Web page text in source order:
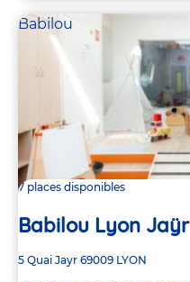
Babilou
7 places disponibles
Babilou Lyon Jaÿr
Adresse
5 Quai Jayr 69009 LYON